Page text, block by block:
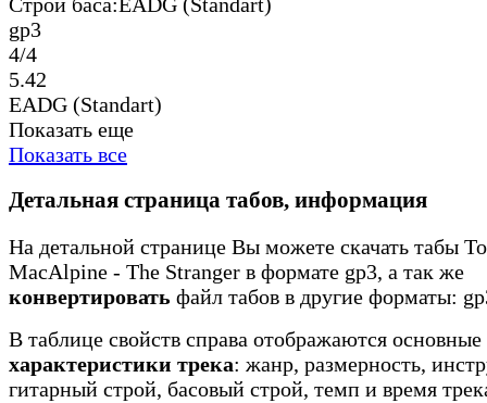
gp3
4/4
5.42
EADG (Standart)
Показать еще
Показать все
Детальная страница табов, информация
На детальной странице Вы можете скачать табы
MacAlpine - The Stranger в формате gp3, а так же
конвертировать файл табов в другие форматы:
В таблице свойств справа отображаются основные
характеристики трека: жанр, размерность,
гитарный строй, басовый строй, темп и время